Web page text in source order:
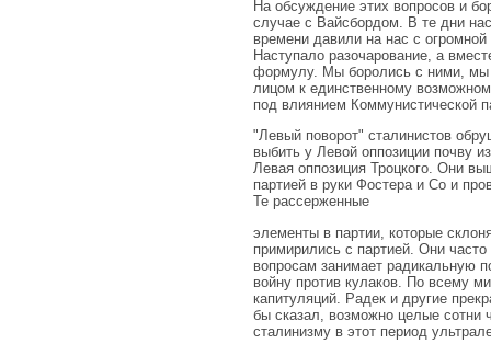
На обсуждение этих вопросов и
случае с Вайсбордом. В те дни
времени давили на нас с
Наступало разочарование, а
формулу. Мы боролись с ними, мы
лицом к единственному
под влиянием Коммунистической
"Левый поворот" сталинистов
выбить у Левой оппозиции почву
Левая оппозиция Троцкого. Они
партией в руки Фостера и Со и
Те рассерженные
элементы в партии, которые
примирились с партией. Они
вопросам занимает радикальную
войну против кулаков. По всему
капитуляций. Радек и другие
бы сказал, возможно целые сотни
сталинизму в этот период